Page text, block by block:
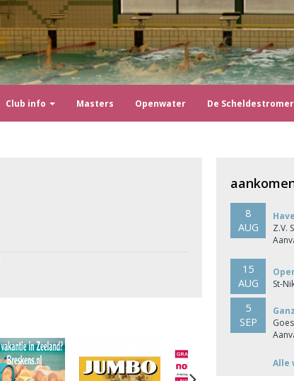
Club info Masters Openwater De Scheldestromer
8
AUG
Z.V.
15
AUG
St-
5
SEP
Goes
Alle